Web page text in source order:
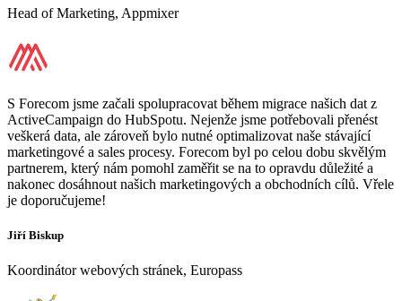
Head of Marketing, Appmixer
S Forecom jsme začali spolupracovat během migrace našich dat z
ActiveCampaign do HubSpotu. Nejenže jsme potřebovali přenést
veškerá data, ale zároveň bylo nutné optimalizovat naše stávající
marketingové a sales procesy. Forecom byl po celou dobu skvělým
partnerem, který nám pomohl zaměřit se na to opravdu důležité a
nakonec dosáhnout našich marketingových a obchodních cílů. Vřele
je doporučujeme!
Jiří Biskup
Koordinátor webových stránek, Europass